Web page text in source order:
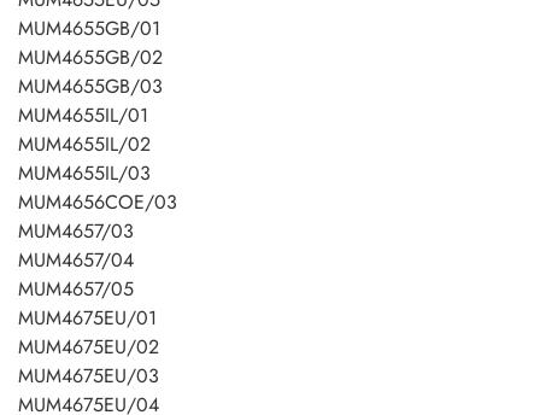
MUM4655GB/01
MUM4655GB/02
MUM4655GB/03
MUM4655IL/01
MUM4655IL/02
MUM4655IL/03
MUM4656COE/03
MUM4657/03
MUM4657/04
MUM4657/05
MUM4675EU/01
MUM4675EU/02
MUM4675EU/03
MUM4675EU/04